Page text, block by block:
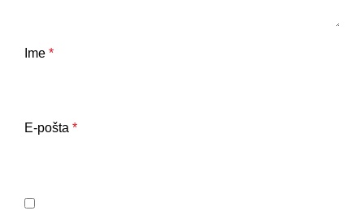
Ime *
E-pošta *